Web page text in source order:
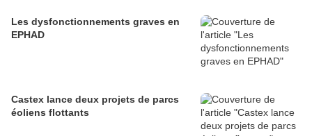
Les dysfonctionnements graves en
EPHAD
Castex lance deux projets de parcs
éoliens flottants